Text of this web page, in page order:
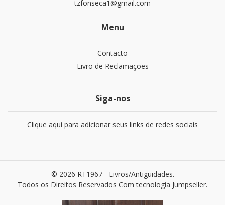
tzfonseca1@gmail.com
Menu
Contacto
Livro de Reclamações
Siga-nos
Clique aqui para adicionar seus links de redes sociais
© 2026 RT1967 - Livros/Antiguidades.
Todos os Direitos Reservados Com tecnologia Jumpseller.